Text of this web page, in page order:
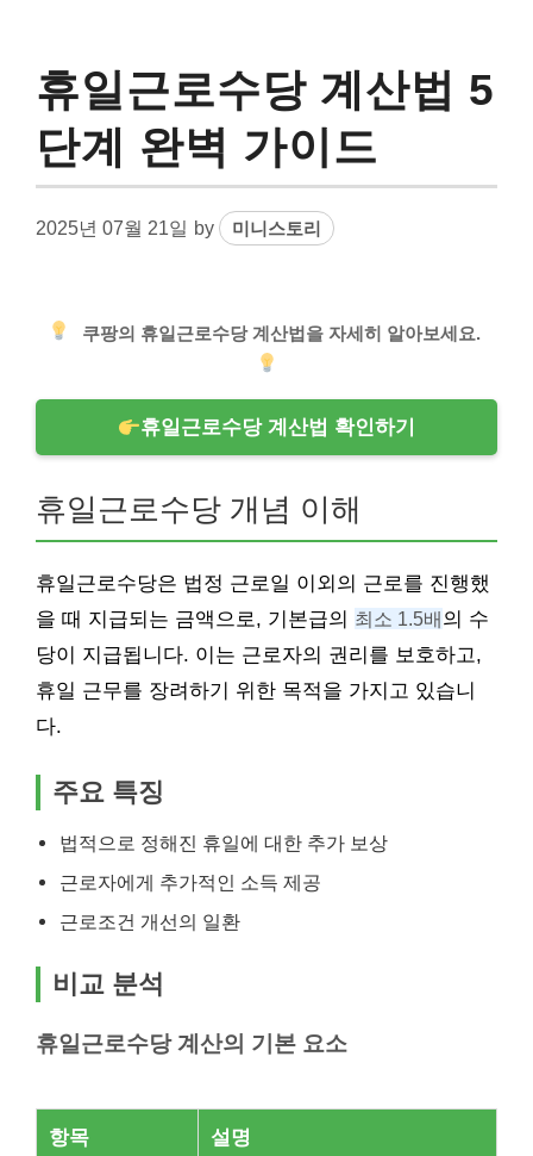
휴일근로수당 계산법 5
단계 완벽 가이드
2025년 07월 21일 by 미니스토리
쿠팡의 휴일근로수당 계산법을 자세히 알아보세요.
휴일근로수당 계산법 확인하기
휴일근로수당 개념 이해
휴일근로수당은 법정 근로일 이외의 근로를 진행했
을 때 지급되는 금액으로, 기본급의 최소 1.5배의 수
당이 지급됩니다. 이는 근로자의 권리를 보호하고,
휴일 근무를 장려하기 위한 목적을 가지고 있습니
다.
주요 특징
법적으로 정해진 휴일에 대한 추가 보상
근로자에게 추가적인 소득 제공
근로조건 개선의 일환
비교 분석
휴일근로수당 계산의 기본 요소
항목 설명